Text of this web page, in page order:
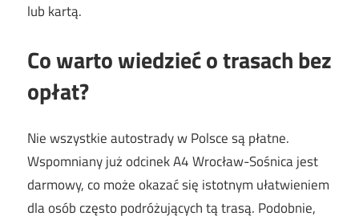
lub kartą.
Co warto wiedzieć o trasach bez
opłat?
Nie wszystkie autostrady w Polsce są płatne.
Wspomniany już odcinek A4 Wrocław-Sośnica jest
darmowy, co może okazać się istotnym ułatwieniem
dla osób często podróżujących tą trasą. Podobnie,